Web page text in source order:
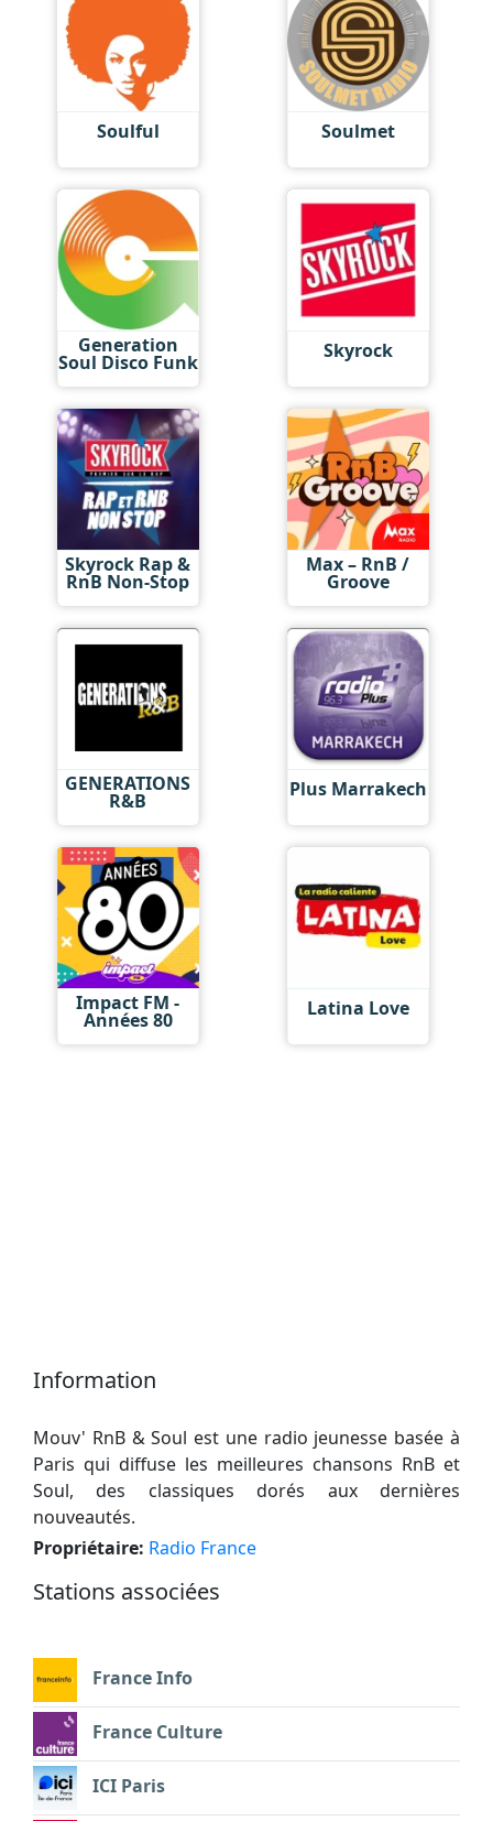
Soulful Soulmet
Generation
Soul Disco Funk Skyrock
Skyrock Rap &
RnB Non-Stop
Max – RnB /
Groove
GENERATIONS
R&B Plus Marrakech
Impact FM -
Années 80 Latina Love
Information
Mouv' RnB & Soul est une radio jeunesse basée à
Paris qui diffuse les meilleures chansons RnB et
Soul, des classiques dorés aux dernières
nouveautés.
Propriétaire: Radio France
Stations associées
France Info
France Culture
ICI Paris